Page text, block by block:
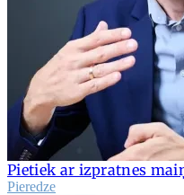
Pietiek ar izpratnes
Pieredze